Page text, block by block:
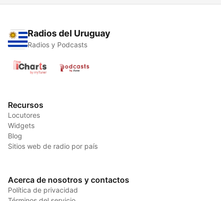
Radios del Uruguay
Radios y Podcasts
Recursos
Locutores
Widgets
Blog
Sitios web de radio por país
Acerca de nosotros y contactos
Política de privacidad